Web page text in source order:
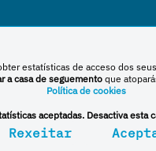
estatísticas de acceso dos
a casa de seguementoque
Política de cookies
aceptadas. Desactiva esta
Rexeitar